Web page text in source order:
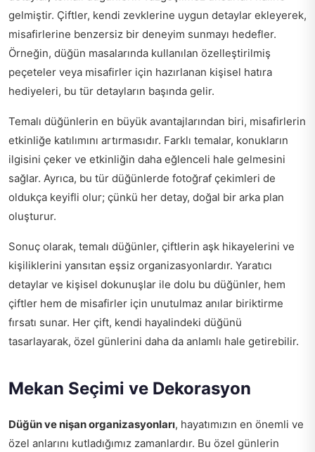
gelmiştir. Çiftler, kendi zevklerine uygun detaylar ekleyerek,
misafirlerine benzersiz bir deneyim sunmayı hedefler.
Örneğin, düğün masalarında kullanılan özelleştirilmiş
peçeteler veya misafirler için hazırlanan kişisel hatıra
hediyeleri, bu tür detayların başında gelir.
Temalı düğünlerin en büyük avantajlarından biri, misafirlerin
etkinliğe katılımını artırmasıdır. Farklı temalar, konukların
ilgisini çeker ve etkinliğin daha eğlenceli hale gelmesini
sağlar. Ayrıca, bu tür düğünlerde fotoğraf çekimleri de
oldukça keyifli olur; çünkü her detay, doğal bir arka plan
oluşturur.
Sonuç olarak, temalı düğünler, çiftlerin aşk hikayelerini ve
kişiliklerini yansıtan eşsiz organizasyonlardır. Yaratıcı
detaylar ve kişisel dokunuşlar ile dolu bu düğünler, hem
çiftler hem de misafirler için unutulmaz anılar biriktirme
fırsatı sunar. Her çift, kendi hayalindeki düğünü
tasarlayarak, özel günlerini daha da anlamlı hale getirebilir.
Mekan Seçimi ve Dekorasyon
Düğün ve nişan organizasyonları, hayatımızın en önemli ve
özel anlarını kutladığımız zamanlardır. Bu özel günlerin